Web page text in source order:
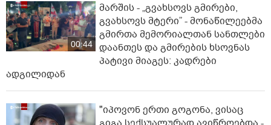
00:44
მარშის - „გვახსოვს გმირები,
გვახსოვს მტერი” - მონაწილეებმა
გმირთა მემორიალთან სანთლები
დაანთეს და გმირების ხსოვნას
პატივი მიაგეს: კადრები
ადგილიდან
"იპოვონ ერთი გოგონა, ვისაც